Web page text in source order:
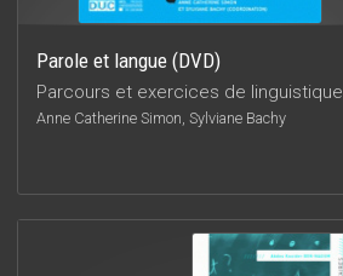
Parole et langue (DVD)
Parcours et exercices de linguistique
Anne Catherine Simon, Sylviane Bachy